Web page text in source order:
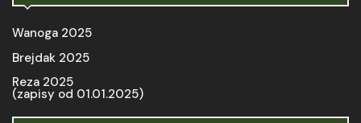
Wanoga 2025
Brejdak 2025
Reza 2025
(zapisy od 01.01.2025)